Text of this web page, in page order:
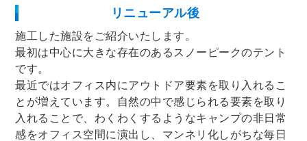
リニューアル後
施工した施設をご紹介いたします。
最初は中心に大きな存在のあるスノーピークのテント
です。
最近ではオフィス内にアウトドア要素を取り入れるこ
とが増えています。自然の中で感じられる要素を取り
入れることで、わくわくするようなキャンプの非日常
感をオフィス空間に演出し、マンネリ化しがちな毎日